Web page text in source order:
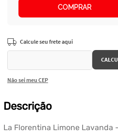
COMPRAR
Não sei meu CEP
Descrição
La Florentina Limone Lavanda